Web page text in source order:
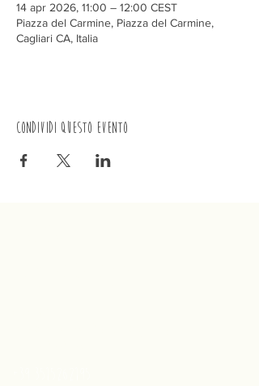
14 apr 2026, 11:00 – 12:00 CEST
Piazza del Carmine, Piazza del Carmine,
Cagliari CA, Italia
Condividi questo evento